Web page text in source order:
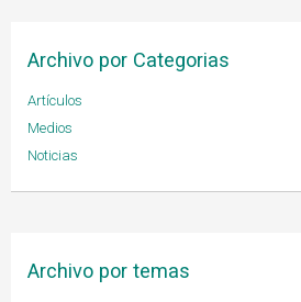
Archivo por Categorias
Artículos
Medios
Noticias
Archivo por temas